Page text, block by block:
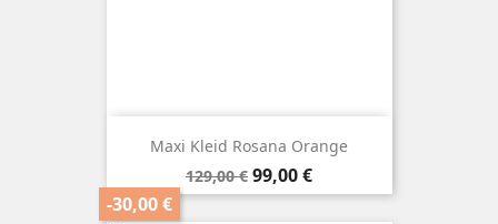
Maxi Kleid Rosana Orange
Verkaufspreis
129,00 €
-30,00 €
Preis
99,00 €